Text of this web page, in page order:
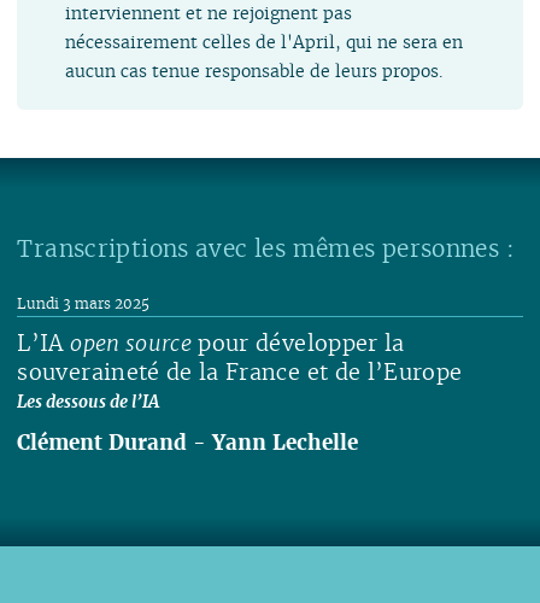
interviennent et ne rejoignent pas
nécessairement celles de l'April, qui ne sera en
aucun cas tenue responsable de leurs propos.
Transcriptions avec les mêmes personnes :
L’IAopen source pour développer la
souveraineté de la France et de l’Europe
Les dessous de l’IA
Lundi 3 mars 2025
Clément Durand -Yann Lechelle